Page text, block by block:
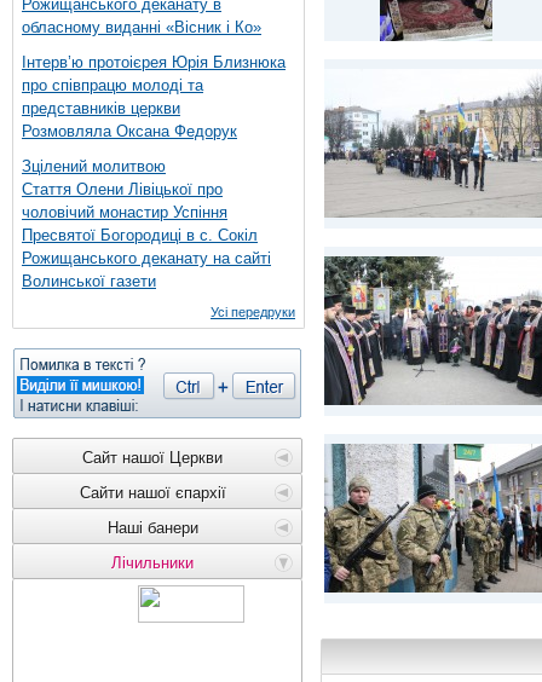
Рожищанського деканату в
обласному виданні «Вісник і Ко»
Інтерв’ю протоієрея Юрія Близнюка
про співпрацю молоді та
представників церкви
Розмовляла Оксана Федорук
Зцілений молитвою
Стаття Олени Лівіцької про
чоловічий монастир Успіння
Пресвятої Богородиці в с. Сокіл
Рожищанського деканату на сайті
Волинської газети
Усі передруки
Сайт нашої Церкви
Сайти нашої єпархії
Наші банери
Лічильники